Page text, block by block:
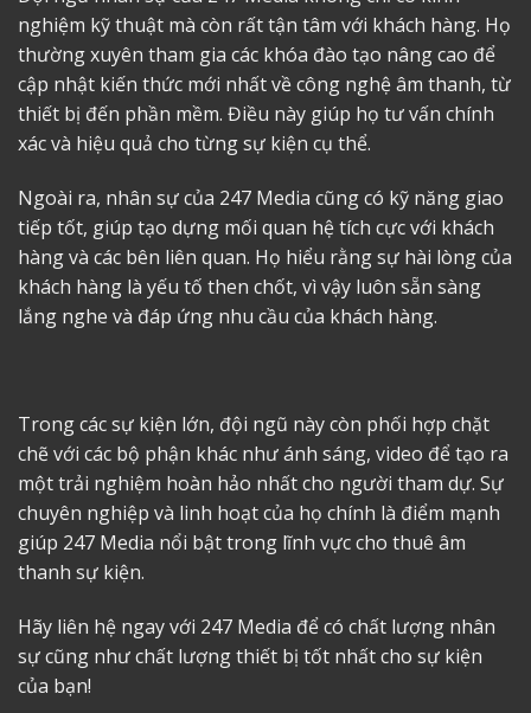
nghiệm kỹ thuật mà còn rất tận tâm với khách hàng. Họ
thường xuyên tham gia các khóa đào tạo nâng cao để
cập nhật kiến thức mới nhất về công nghệ âm thanh, từ
thiết bị đến phần mềm. Điều này giúp họ tư vấn chính
xác và hiệu quả cho từng sự kiện cụ thể.
Ngoài ra, nhân sự của 247 Media cũng có kỹ năng giao
tiếp tốt, giúp tạo dựng mối quan hệ tích cực với khách
hàng và các bên liên quan. Họ hiểu rằng sự hài lòng của
khách hàng là yếu tố then chốt, vì vậy luôn sẵn sàng
lắng nghe và đáp ứng nhu cầu của khách hàng.
Trong các sự kiện lớn, đội ngũ này còn phối hợp chặt
chẽ với các bộ phận khác như ánh sáng, video để tạo ra
một trải nghiệm hoàn hảo nhất cho người tham dự. Sự
chuyên nghiệp và linh hoạt của họ chính là điểm mạnh
giúp 247 Media nổi bật trong lĩnh vựccho thuê âm
thanh sự kiện.
Hãy liên hệ ngay với 247 Media để có chất lượng nhân
sự cũng như chất lượng thiết bị tốt nhất cho sự kiện
của bạn!